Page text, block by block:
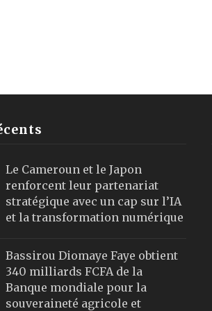
Le Cameroun et le Japon
renforcent leur partenariat
stratégique avec un cap sur l’IA
et la transformation numérique
Bassirou Diomaye Faye obtient
340 milliards FCFA de la
Banque mondiale pour la
souveraineté agricole et